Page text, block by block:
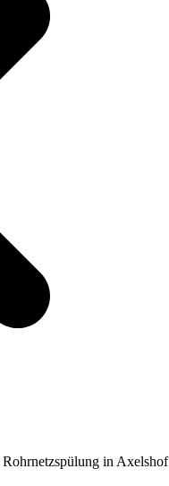
Rohrnetzspülung in Axelshof